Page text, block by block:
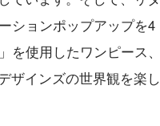
ションポップアップを4
使用したワンピース、
ザインズの世界観を楽し